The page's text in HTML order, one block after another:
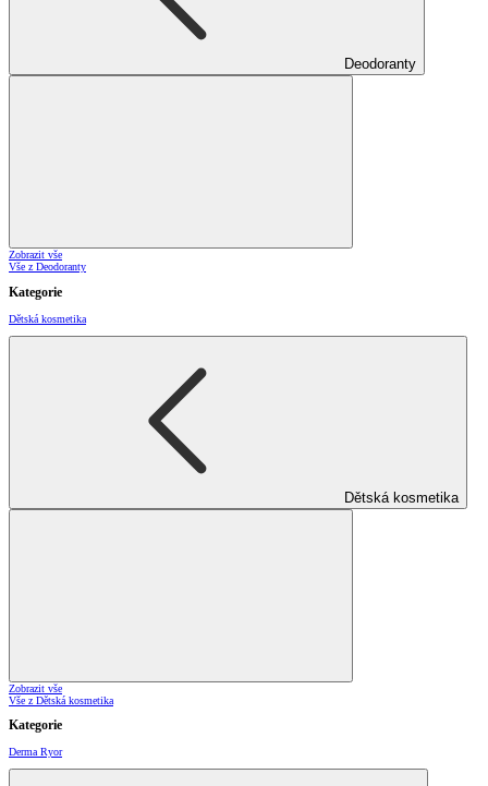
Deodoranty
Zobrazit vše
Vše z Deodoranty
Kategorie
Dětská kosmetika
Dětská kosmetika
Zobrazit vše
Vše z Dětská kosmetika
Kategorie
Derma Ryor